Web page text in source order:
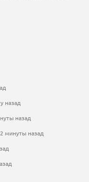
назад
назад
минуты назад